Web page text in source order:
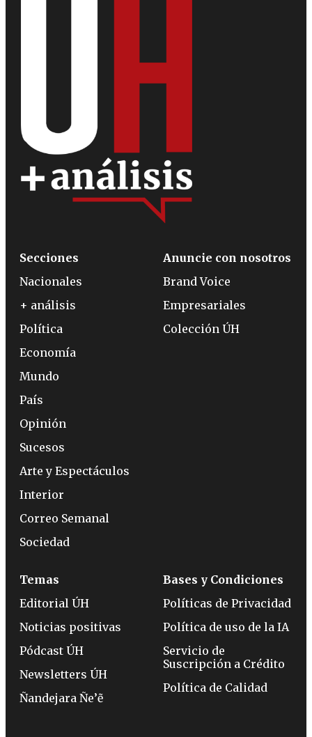
Secciones
Nacionales
+ análisis
Política
Economía
Mundo
País
Opinión
Sucesos
Arte y Espectáculos
Interior
Correo Semanal
Sociedad
Anuncie con nosotros
Brand Voice
Empresariales
Colección ÚH
Temas
Editorial ÚH
Noticias positivas
Pódcast ÚH
Newsletters ÚH
Ñandejara Ñe’ẽ
Bases y Condiciones
Políticas de Privacidad
Política de uso de la IA
Servicio de
Suscripción a Crédito
Política de Calidad